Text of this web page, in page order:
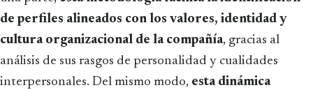
de perfiles alineados con los valores, identidad y
cultura organizacional de la compañía, gracias al
análisis de sus rasgos de personalidad y cualidades
interpersonales. Del mismo modo, esta dinámica